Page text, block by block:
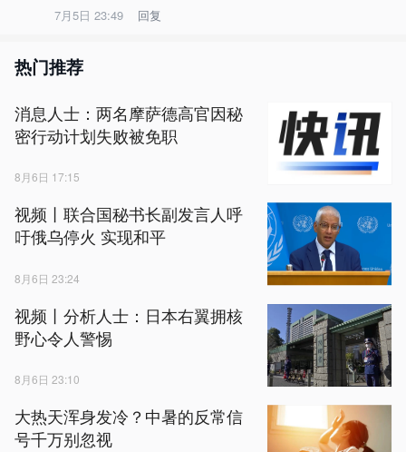
7月5日 23:49 回复
热门推荐
消息人士：两名摩萨德高官因秘
密行动计划失败被免职
8月6日 17:15
视频丨联合国秘书长副发言人呼
吁俄乌停火 实现和平
8月6日 23:24
视频丨分析人士：日本右翼拥核
野心令人警惕
8月6日 23:10
大热天浑身发冷？中暑的反常信
号千万别忽视